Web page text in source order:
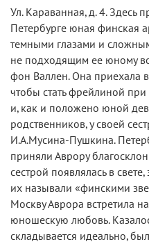
Ул. Караванная, д. 4.Здесь
Петербурге юная финская
темными глазами и
не подходящим ее юному
фон Валлен. Она приехала
чтобы стать фрейлиной при
и, как и положено юной
родственников, у своей
И.А.Мусина-Пушкина.
приняли Аврору
сестрой появлялась в
их называли «финскими
Москву Аврора встретила
юношескую любовь.
складывается идеально,